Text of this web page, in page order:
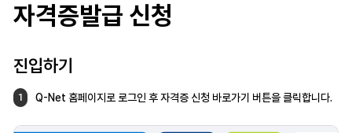
자격증발급 신청
진입하기
1 Q-Net 홈페이지로 로그인 후 자격증 신청 바로가기 버튼을 클릭합니다.